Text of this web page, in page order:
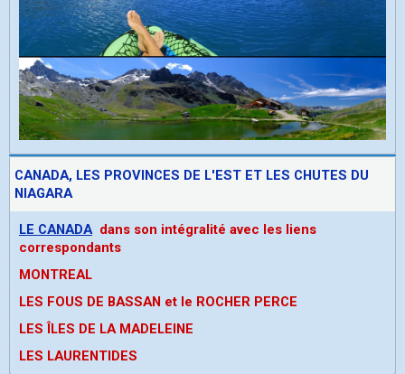
CANADA, LES PROVINCES DE L'EST ET LES CHUTES DU
NIAGARA
LE CANADA dans son intégralité avec les liens
correspondants
MONTREAL
LES FOUS DE BASSAN et le ROCHER PERCE
LES ÎLES DE LA MADELEINE
LES LAURENTIDES